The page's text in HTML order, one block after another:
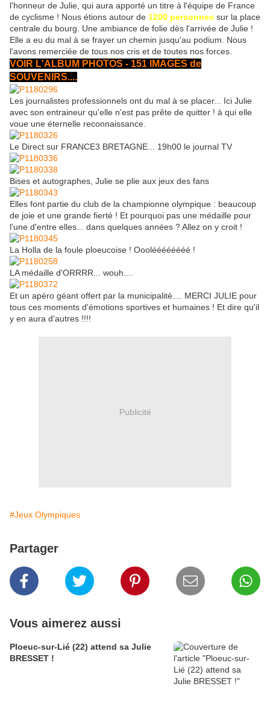
l'honneur de Julie, qui aura apporté un titre à l'équipe de France
de cyclisme ! Nous étions autour de 1200 personnes sur la place
centrale du bourg. Une ambiance de folie dès l'arrivée de Julie !
Elle a eu du mal à se frayer un chemin jusqu'au podium. Nous
l'avons remerciée de tous nos cris et de toutes nos forces.
VOIR L'ALBUM PHOTOS - 151 IMAGES de
SOUVENIRS....
Les journalistes professionnels ont du mal à se placer... Ici Julie
avec son entraineur qu'elle n'est pas prête de quitter ! à qui elle
voue une éternelle reconnaissance.
Le Direct sur FRANCE3 BRETAGNE... 19h00 le journal TV
Bises et autographes, Julie se plie aux jeux des fans
Elles font partie du club de la championne olympique : beaucoup
de joie et une grande fierté ! Et pourquoi pas une médaille pour
l'une d'entre elles... dans quelques années ? Allez on y croit !
La Holla de la foule ploeucoise ! Oooléééééééé !
LA médaille d'ORRRR... wouh....
Et un apéro géant offert par la municipalité.... MERCI JULIE pour
tous ces moments d'émotions sportives et humaines ! Et dire qu'il
y en aura d'autres !!!!
Publicité
#Jeux Olympiques
Partager
Vous aimerez aussi
Ploeuc-sur-Lié (22) attend sa Julie
BRESSET !